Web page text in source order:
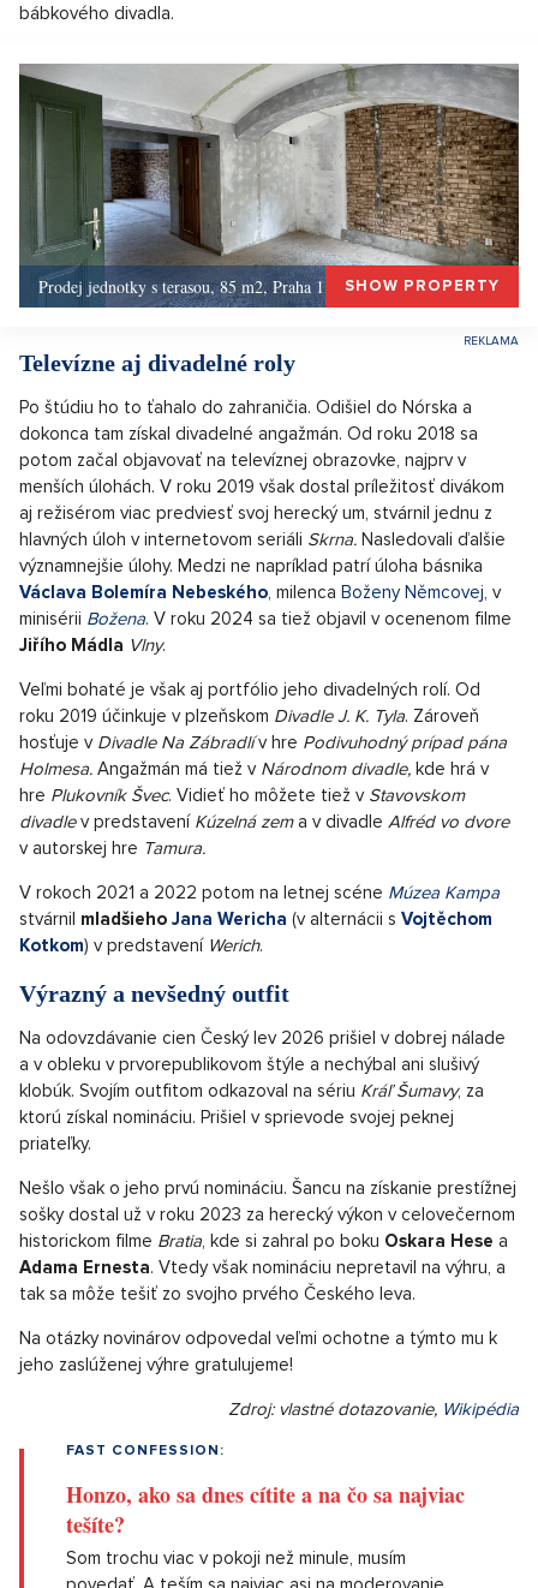
bábkového divadla.
Prodej jednotky s terasou, 85 m2, Praha 1, Praha 1SHOW PROPERTY
Televízne aj divadelné roly
Po štúdiu ho to ťahalo do zahraničia. Odišiel do Nórska a
dokonca tam získal divadelné angažmán. Od roku 2018 sa
potom začal objavovať na televíznej obrazovke, najprv v
menších úlohách. V roku 2019 však dostal príležitosť divákom
aj režisérom viac predviesť svoj herecký um, stvárnil jednu z
hlavných úloh v internetovom seriáli Skrna. Nasledovali ďalšie
významnejšie úlohy. Medzi ne napríklad patrí úloha básnika
Václava Bolemíra Nebeského, milenca Boženy Němcovej, v
minisérii Božena. V roku 2024 sa tiež objavil v ocenenom filme
Jiřího Mádla Vlny.
Veľmi bohaté je však aj portfólio jeho divadelných rolí. Od
roku 2019 účinkuje v plzeňskom Divadle J. K. Tyla. Zároveň
hosťuje v Divadle Na Zábradlív hre Podivuhodný prípad pána
Holmesa. Angažmán má tiež v Národnom divadle, kde hrá v
hre Plukovník Švec. Vidieť ho môžete tiež v Stavovskom
divadlev predstavení Kúzelná zema v divadle Alfréd vo dvore
v autorskej hre Tamura.
V rokoch 2021 a 2022 potom na letnej scéne Múzea Kampa
stvárnil mladšieho Jana Wericha (v alternácii s Vojtěchom
Kotkom) v predstavení Werich.
Výrazný a nevšedný outfit
Na odovzdávanie cien Český lev 2026 prišiel v dobrej nálade
a v obleku v prvorepublikovom štýle a nechýbal ani slušivý
klobúk. Svojím outfitom odkazoval na sériu Kráľ Šumavy, za
ktorú získal nomináciu. Prišiel v sprievode svojej peknej
priateľky.
Nešlo však o jeho prvú nomináciu. Šancu na získanie prestížnej
sošky dostal už v roku 2023 za herecký výkon v celovečernom
historickom filme Bratia, kde si zahral po boku Oskara Hese a
Adama Ernesta. Vtedy však nomináciu nepretavil na výhru, a
tak sa môže tešiť zo svojho prvého Českého leva.
Na otázky novinárov odpovedal veľmi ochotne a týmto mu k
jeho zaslúženej výhre gratulujeme!
Zdroj: vlastné dotazovanie, Wikipédia
FAST CONFESSION:
Honzo, ako sa dnes cítite a na čo sa najviac
tešíte?
Som trochu viac v pokoji než minule, musím